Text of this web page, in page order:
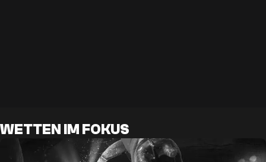
WETTEN IM FOKUS